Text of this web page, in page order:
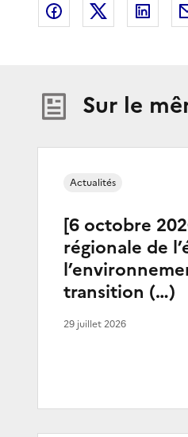
Partager surPartager sur
Sur le
[6 octobre
régionale de
transition (…)
Actualités
29 juillet 2026